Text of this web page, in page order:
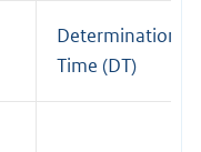
Determination
Time (DT)